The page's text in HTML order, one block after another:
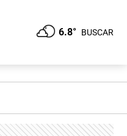
6.8° BUSCAR